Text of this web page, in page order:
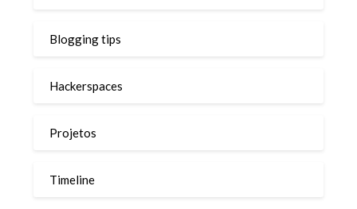
Blogging tips
Hackerspaces
Projetos
Timeline